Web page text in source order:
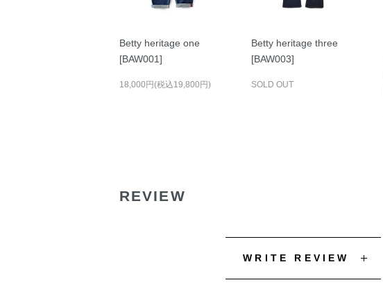
Betty heritage one
[BAW001]
18,000円(税込19,800円)
Betty heritage three
[BAW003]
SOLD OUT
REVIEW
WRITE REVIEW